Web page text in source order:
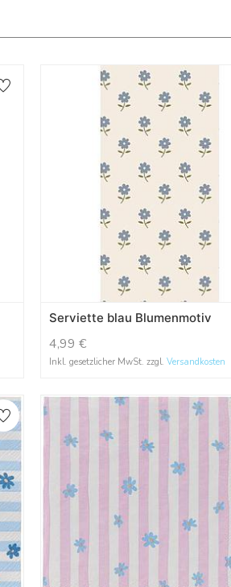
Serviette blau Blumenmotiv
4,99 €
Inkl. gesetzlicher MwSt. zzgl.Versandkosten